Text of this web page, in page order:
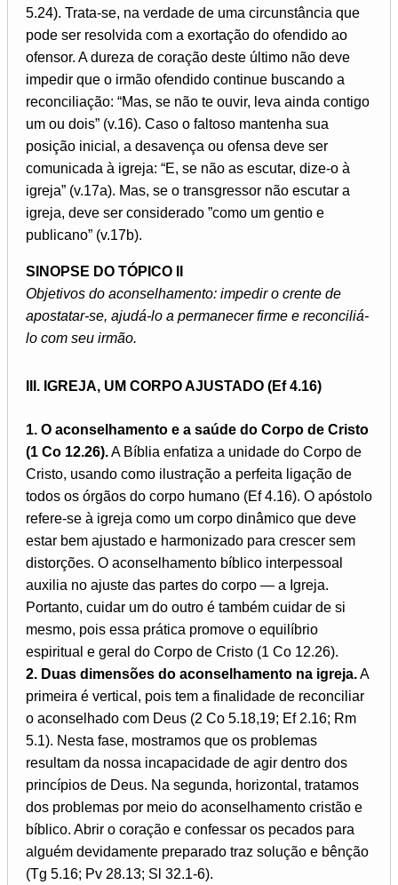
5.24). Trata-se, na verdade de uma circunstância que
pode ser resolvida com a exortação do ofendido ao
ofensor. A dureza de coração deste último não deve
impedir que o irmão ofendido continue buscando a
reconciliação: “Mas, se não te ouvir, leva ainda contigo
um ou dois” (v.16). Caso o faltoso mantenha sua
posição inicial, a desavença ou ofensa deve ser
comunicada à igreja: “E, se não as escutar, dize-o à
igreja” (v.17a). Mas, se o transgressor não escutar a
igreja, deve ser considerado ”como um gentio e
publicano” (v.17b).
SINOPSE DO TÓPICO II
Objetivos do aconselhamento: impedir o crente de
apostatar-se, ajudá-lo a permanecer firme e reconciliá-
lo com seu irmão.
III. IGREJA, UM CORPO AJUSTADO (Ef 4.16)
1. O aconselhamento e a saúde do Corpo de Cristo
(1 Co 12.26).A Bíblia enfatiza a unidade do Corpo de
Cristo, usando como ilustração a perfeita ligação de
todos os órgãos do corpo humano (Ef 4.16). O apóstolo
refere-se à igreja como um corpo dinâmico que deve
estar bem ajustado e harmonizado para crescer sem
distorções. O aconselhamento bíblico interpessoal
auxilia no ajuste das partes do corpo — a Igreja.
Portanto, cuidar um do outro é também cuidar de si
mesmo, pois essa prática promove o equilíbrio
espiritual e geral do Corpo de Cristo (1 Co 12.26).
2. Duas dimensões do aconselhamento na igreja.A
primeira é vertical, pois tem a finalidade de reconciliar
o aconselhado com Deus (2 Co 5.18,19; Ef 2.16; Rm
5.1). Nesta fase, mostramos que os problemas
resultam da nossa incapacidade de agir dentro dos
princípios de Deus. Na segunda, horizontal, tratamos
dos problemas por meio do aconselhamento cristão e
bíblico. Abrir o coração e confessar os pecados para
alguém devidamente preparado traz solução e bênção
(Tg 5.16; Pv 28.13; Sl 32.1-6).